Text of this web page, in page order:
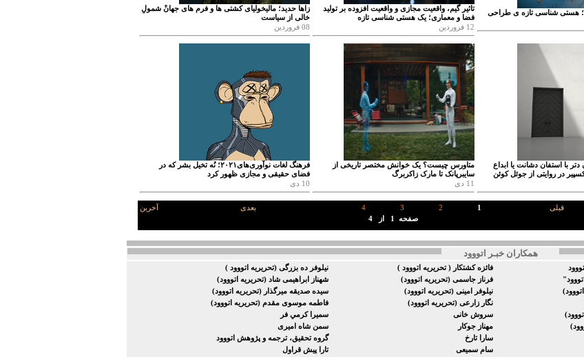
هستی شناسی تازه ی طراحی
تاثیر گیم، واقعیت مجازی و واقعیت افزوده بر تولید
فضا و معماری؛ یک هستی شناسی تازه
12 فروردین
زاها حدید؛ مالیخولیای کشتی ها و فرم های جهانْ شمولِ
خالی از سیاست
08 فروردین
با استفان دشانت یا ابداع
در روایتی از جوئل کوئن
متاورس چیست؟ یک خوانش مختصر تاریخی از
سایبرپانک تا مارک زاکربرگ
11 دی
فرهنگ لغات نوآوری‌های۲۰۲۱؛ نُه تخیل بشر که در
فضای حقیقی و مجازی ظهور کرد
10 دی
قبلی 1
2
3
4 بعدی
آخرین
صفحه
1 از 4
همکاران خبـر اتووود
فائزه كشتكار ( تحريريه اتووود )
نيلوفر ده بزرگی (تحریریه اتووود )
فرناز جاسمی (تحریریه اتووود)
شهناز ابراهیمی شاد (تحریریه اتووود)
نیلوفر امینی (تحریریه اتووود)
سیده صدیقه میرگذار (تحریریه اتووود)
نگار زارعى (تحریریه اتووود)
فاطمه موسوی مقدم (تحریریه اتووود)
سروش خانی
سميرا كرمي فر
مهناز جوکار
سمن شاه امیری
سارا تارخ
گروه تحقیق، ترجمه و پژوهش اتووود
سام سمیعی
تارا پیش قراول